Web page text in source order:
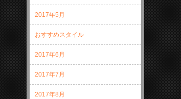
2017年5月
おすすめスタイル
2017年6月
2017年7月
2017年8月